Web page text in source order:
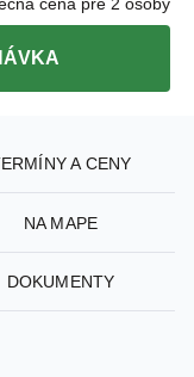
NA MAPE
DOKUMENTY